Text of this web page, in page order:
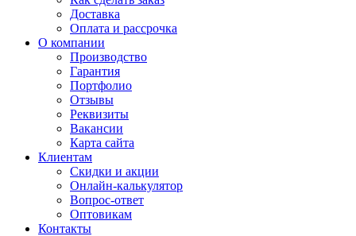
Доставка
Оплата и рассрочка
О компании
Производство
Гарантия
Портфолио
Отзывы
Реквизиты
Вакансии
Карта сайта
Клиентам
Скидки и акции
Онлайн-калькулятор
Вопрос-ответ
Оптовикам
Контакты